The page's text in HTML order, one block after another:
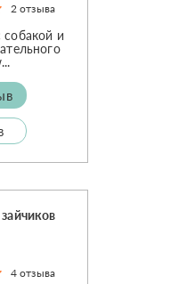
2 отзыва
и
4 отзыва